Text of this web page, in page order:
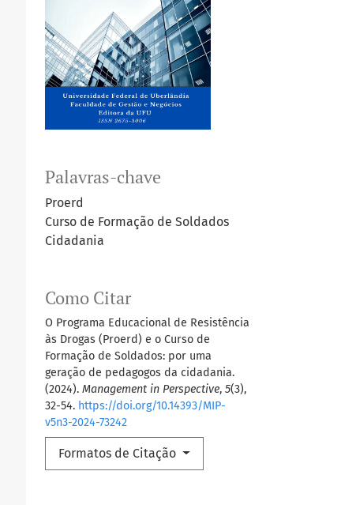
Palavras-chave
Proerd
Curso de Formação de Soldados
Cidadania
Como Citar
O Programa Educacional de Resistência
às Drogas (Proerd) e o Curso de
Formação de Soldados: por uma
geração de pedagogos da cidadania.
(2024). Management in Perspective, 5(3),
32-54. https://doi.org/10.14393/MIP-
v5n3-2024-73242
Formatos de Citação